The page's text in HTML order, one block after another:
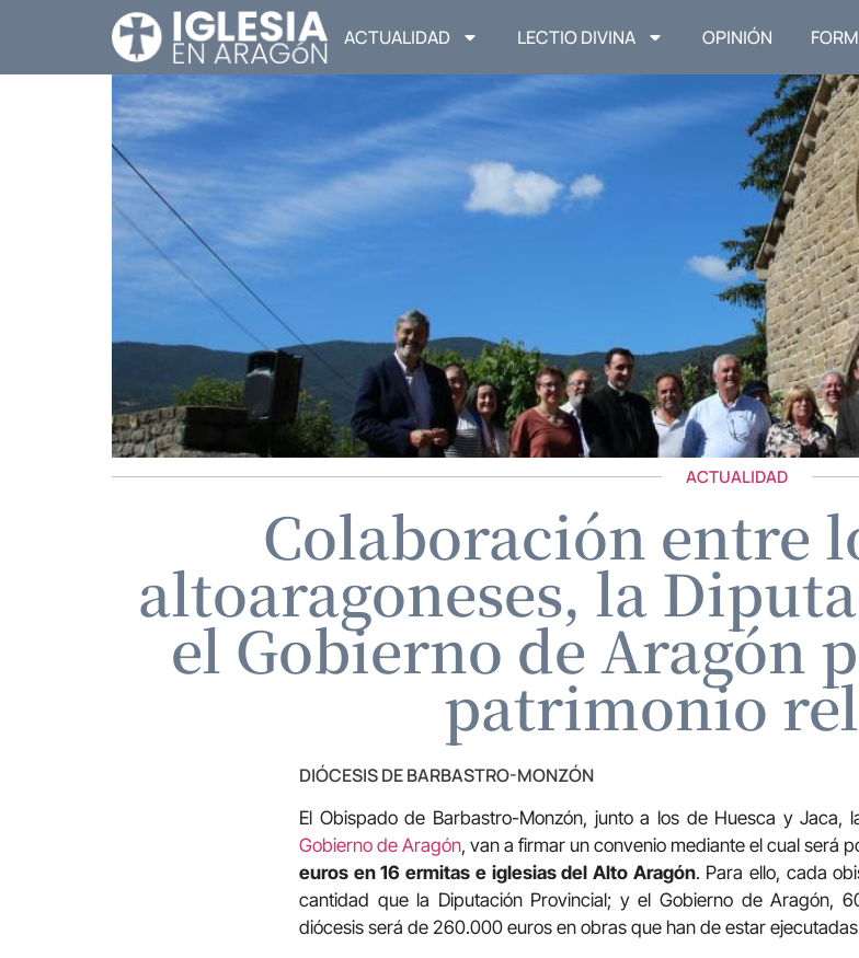
ACTUALIDAD LECTIO DIVINA OPINIÓN
ACTUALIDAD
Colaboración entre
altoaragoneses, la
el Gobierno de Aragón
patrimonio
DIÓCESIS DE BARBASTRO-MONZÓN
El Obispado de Barbastro-Monzón, junto a los de Huesca y Jaca,
Gobierno de Aragón, van a firmar un convenio mediante el cual será
euros en 16 ermitas e iglesias del Alto Aragón. Para ello, cada
cantidad que la Diputación Provincial; y el Gobierno de Aragón,
diócesis será de 260.000 euros en obras que han de estar